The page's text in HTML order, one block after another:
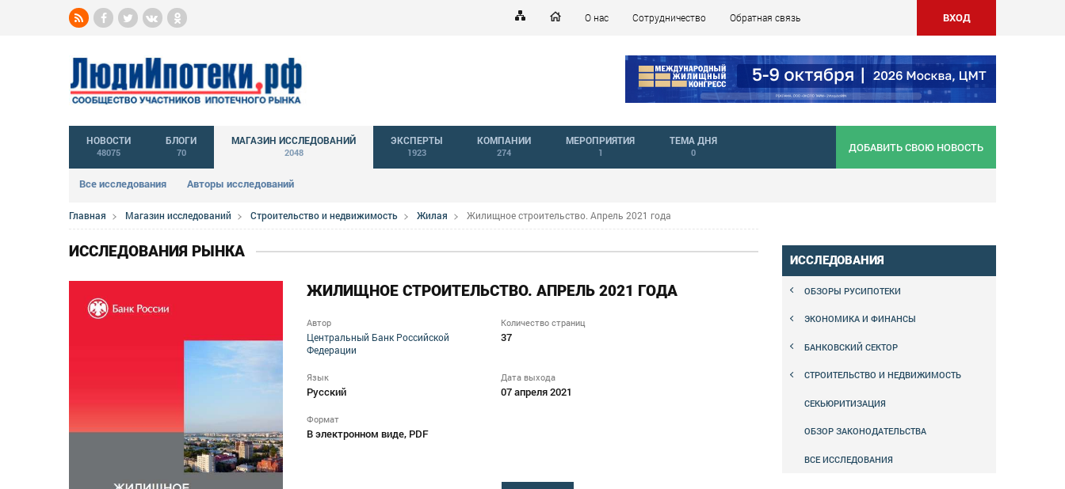
О нас Сотрудничество Обратная связь ВХОД
НОВОСТИ
48075
БЛОГИ
70
МАГАЗИН ИССЛЕДОВАНИЙ
2048
Все исследования Авторы исследований
ЭКСПЕРТЫ
1923
КОМПАНИИ
274
МЕРОПРИЯТИЯ
1
ТЕМА ДНЯ
0 ДОБАВИТЬ СВОЮ НОВОСТЬ
Главная Магазин исследований Строительство и недвижимость Жилая Жилищное строительство. Апрель 2021 года
ИССЛЕДОВАНИЯ РЫНКА
ЖИЛИЩНОЕ СТРОИТЕЛЬСТВО. АПРЕЛЬ 2021 ГОДА
Автор
Центральный Банк Российской
Федерации
Количество страниц
37
Язык
Русский
Дата выхода
07 апреля 2021
Формат
В электронном виде, PDF
ИССЛЕДОВАНИЯ
ОБЗОРЫ РУСИПОТЕКИ
ЭКОНОМИКА И ФИНАНСЫ
БАНКОВСКИЙ СЕКТОР
СТРОИТЕЛЬСТВО И НЕДВИЖИМОСТЬ
СЕКЬЮРИТИЗАЦИЯ
ОБЗОР ЗАКОНОДАТЕЛЬСТВА
ВСЕ ИССЛЕДОВАНИЯ